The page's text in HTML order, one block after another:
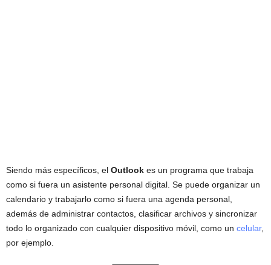
Siendo más específicos, el Outlook es un programa que trabaja
como si fuera un asistente personal digital. Se puede organizar un
calendario y trabajarlo como si fuera una agenda personal,
además de administrar contactos, clasificar archivos y sincronizar
todo lo organizado con cualquier dispositivo móvil, como un celular,
por ejemplo.